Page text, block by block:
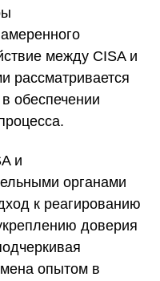
между CISA и
рассматривается
обеспечении
и
органами
к реагированию
доверия
опытом в